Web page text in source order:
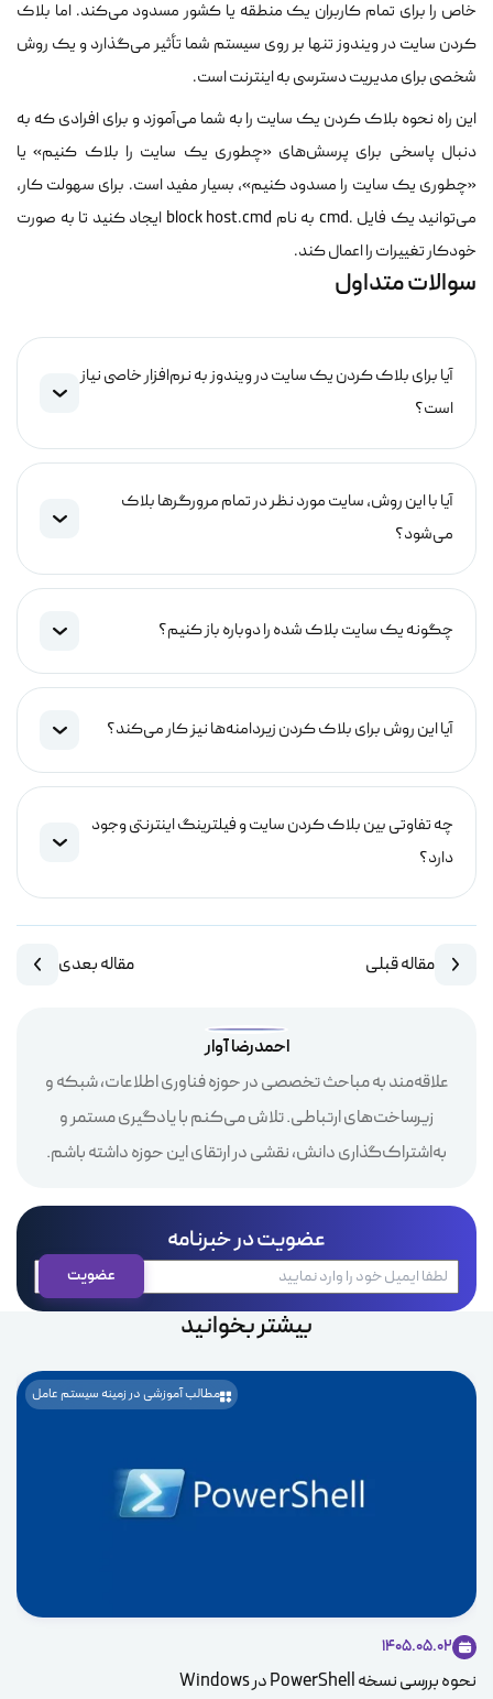
خاص را برای تمام کاربران یک منطقه یا کشور مسدود می‌کند. اما بلاک
کردن سایت در ویندوز تنها بر روی سیستم شما تأثیر می‌گذارد و یک روش
شخصی برای مدیریت دسترسی به اینترنت است.
این راه نحوه بلاک کردن یک سایت را به شما می‌آموزد و برای افرادی که به
دنبال پاسخی برای پرسش‌های «چطوری یک سایت را بلاک کنیم» یا
«چطوری یک سایت را مسدود کنیم»، بسیار مفید است. برای سهولت کار،
می‌توانید یک فایل .cmd به نام block host.cmd ایجاد کنید تا به صورت
خودکار تغییرات را اعمال کند.
سوالات متداول
آیا برای بلاک کردن یک سایت در ویندوز به نرم‌افزار خاصی نیاز
است؟
آیا با این روش، سایت مورد نظر در تمام مرورگرها بلاک
می‌شود؟
چگونه یک سایت بلاک شده را دوباره باز کنیم؟
آیا این روش برای بلاک کردن زیردامنه‌ها نیز کار می‌کند؟
چه تفاوتی بین بلاک کردن سایت و فیلترینگ اینترنتی وجود
دارد؟
مقاله قبلی مقاله بعدی
احمدرضا آوار
علاقه‌مند به مباحث تخصصی در حوزه فناوری اطلاعات، شبکه و
زیرساخت‌های ارتباطی. تلاش می‌کنم با یادگیری مستمر و
به‌اشتراک‌گذاری دانش، نقشی در ارتقای این حوزه داشته باشم.
عضویت در خبرنامه
بیشتر بخوانید
مطالب آموزشی در زمینه سیستم عامل
1405.05.02
نحوه بررسی نسخه PowerShell در Windows